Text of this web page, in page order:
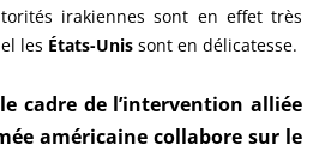
irakiennes sont en effet très
les États-Unis sont en délicatesse.
cadre de l’intervention alliée
américaine collabore sur le